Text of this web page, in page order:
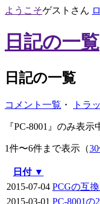
ようこそゲスト さん
日記の一覧
日記の一覧
コメント一覧 ・ トラ
『PC-8001』のみ表示
1件〜6件まで表示（
日付 ▼
2015-07-04 PCGの互
2015-03-01 PC-8001